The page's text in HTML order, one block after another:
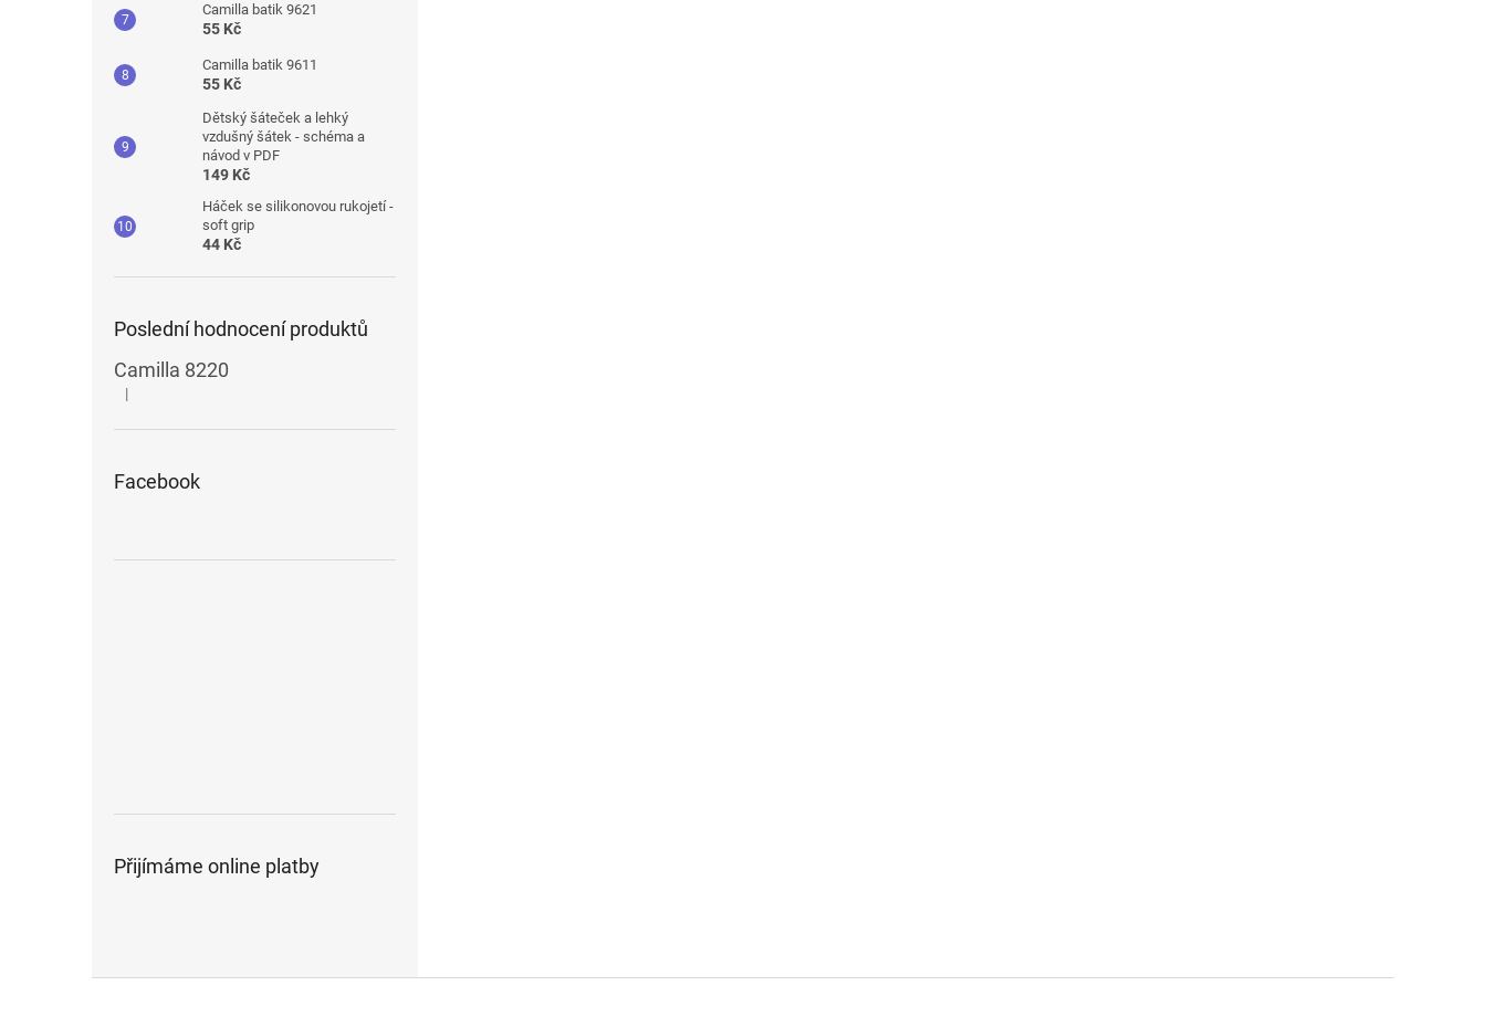
Camilla batik 9621
55 Kč
Camilla batik 9611
55 Kč
Dětský šáteček a lehký
vzdušný šátek - schéma a
návod v PDF
149 Kč
Háček se silikonovou rukojetí -
soft grip
44 Kč
Poslední hodnocení produktů
Camilla 8220
Hodnocení produktu je 5 z 5 hvězdiček.
|
Facebook
Přijímáme online platby